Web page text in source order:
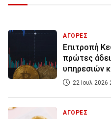
ΑΓΟΡΕΣ
Επιτροπή
πρώτες
υπηρεσιών
22 Ιουλ 2026
ΑΓΟΡΕΣ